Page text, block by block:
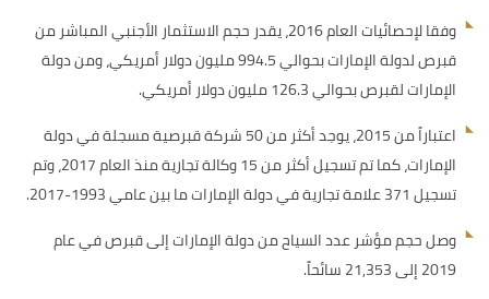
وفقا لإحصائيات العام 2016، يقدر حجم الاستثمار الأجنبي المباشر من
قبرص لدولة الإمارات بحوالي 994.5 مليون دولار أمريكي، ومن دولة
الإمارات لقبرص بحوالي 126.3 مليون دولار أمريكي.
اعتباراً من 2015، يوجد أكثر من 50 شركة قبرصية مسجلة في دولة
الإمارات، كما تم تسجيل أكثر من 15 وكالة تجارية منذ العام 2017، وتم
تسجيل 371 علامة تجارية في دولة الإمارات ما بين عامي 1993-2017.
وصل حجم مؤشر عدد السياح من دولة الإمارات إلى قبرص في عام
2019 إلى 21,353 سائحاً.